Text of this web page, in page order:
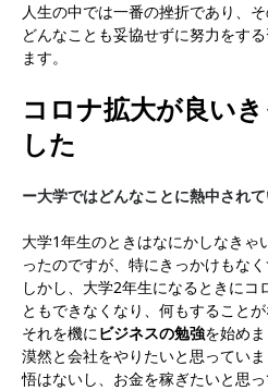
人生の中では一番の挫折であり、
どんなことも妥協せずに努力をす
ます。
コロナ拡大が良い
した
ー大学ではどんなことに熱中され
大学1年生のときはなにかしなきゃ
ったのですが、特にきっかけもな
しかし、大学2年生になるときにコ
ともできなくなり、何もすることが
それを機にビジネスの勉強を始めま
漠然と会社をやりたいと思ってい
悟はないし、お金を稼ぎたいと思